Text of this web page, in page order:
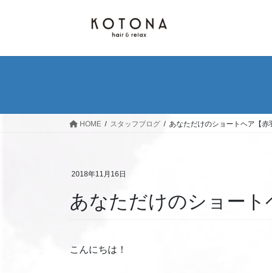
HOME スタッフブログ あなただけのショートヘア【赤
2018年11月16日
あなただけのショート
こんにちは！